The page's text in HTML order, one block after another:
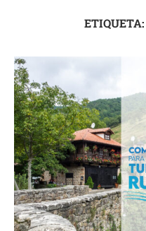
ETIQUETA: